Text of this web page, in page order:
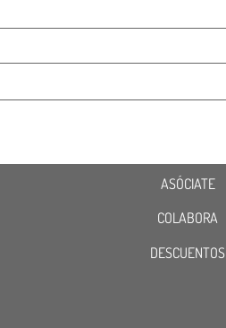
ASÓCIATE
COLABORA
DESCUENTOS